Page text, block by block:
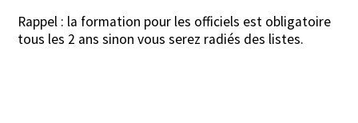
Rappel : la formation pour les officiels est obligatoire
tous les 2 ans sinon vous serez radiés des listes.